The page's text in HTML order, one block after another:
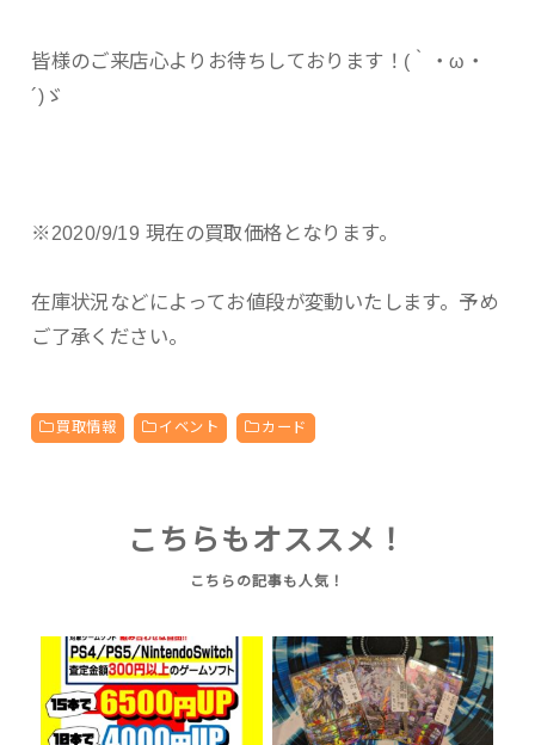
皆様のご来店心よりお待ちしております！(｀・ω・
´)ゞ
※2020/9/19 現在の買取価格となります。
在庫状況などによってお値段が変動いたします。予め
ご了承ください。
買取情報 イベント カード
こちらもオススメ！